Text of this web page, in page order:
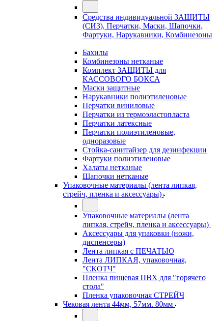
Средства индивидуальной ЗАЩИТЫ
(СИЗ), Перчатки, Маски, Шапочки,
Фартуки, Нарукавники, Комбинезоны
Бахилы
Комбинезоны нетканые
Комплект ЗАЩИТЫ для
КАССОВОГО БОКСА
Маски защитные
Нарукавники полиэтиленовые
Перчатки виниловые
Перчатки из термоэластопласта
Перчатки латексные
Перчатки полиэтиленовые,
одноразовые
Стойка-санитайзер для дезинфекции
Фартуки полиэтиленовые
Халаты нетканые
Шапочки нетканые
Упаковочные материалы (лента липкая,
стрейч, пленка и аксессуары)
Упаковочные материалы (лента
липкая, стрейч, пленка и аксессуары)
Аксессуары для упаковки (ножи,
диспенсеры)
Лента липкая с ПЕЧАТЬЮ
Лента ЛИПКАЯ, упаковочная,
"СКОТЧ"
Пленка пищевая ПВХ для "горячего
стола"
Пленка упаковочная СТРЕЙЧ
Чековая лента 44мм, 57мм. 80мм